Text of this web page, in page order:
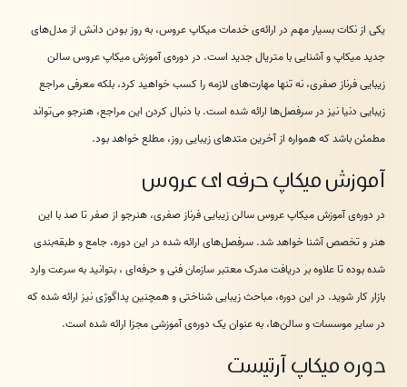
یکی از نکات بسیار مهم در ارائه‌ی خدمات میکاپ عروس، به روز بودن دانش از مدل‌های
جدید میکاپ و آشنایی با متریال جدید است. در دوره‌ی آموزش میکاپ عروس سالن
زیبایی فرناز صفری، نه تنها مهارت‌های لازمه را کسب خواهید کرد، بلکه معرفی مراجع
زیبایی دنیا نیز در سرفصل‌ها ارائه شده است. با دنبال کردن این مراجع، هنرجو می‌تواند
مطمئن باشد که همواره از آخرین متدهای زیبایی روز، مطلع خواهد بود.
آموزش میکاپ حرفه ای عروس
در دوره‌ی آموزش میکاپ عروس سالن زیبایی فرناز صفری، هنرجو از صفر تا صد با این
هنر و تخصص آشنا خواهد شد. سرفصل‌های ارائه شده در این دوره، جامع و طبقه‌بندی
شده بوده تا علاوه بر دریافت مدرک معتبر سازمان فنی و حرفه‌ای ، بتوانید به سرعت وارد
بازار کار شوید. در این دوره، مباحث زیبایی شناختی و همچنین پداگوژی نیز ارائه شده که
در سایر موسسات و سالن‌ها، به عنوان یک دوره‌ی آموزشی مجزا ارائه شده است.
دوره میکاپ آرتیست